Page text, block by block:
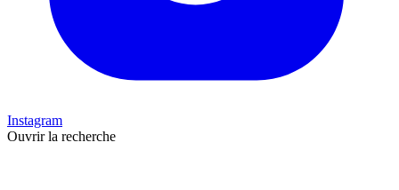
Instagram
Ouvrir la recherche